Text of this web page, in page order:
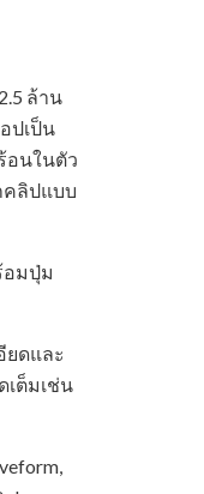
ล้าน
ปเป็น
อนในตัว
คลิปแบบ
อมปุ่ม
ยดและ
เต็มเช่น